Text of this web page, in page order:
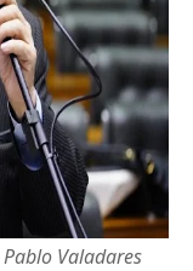
Pablo Valadares